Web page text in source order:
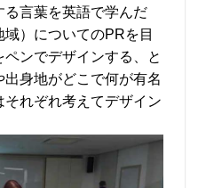
る言葉を英語で学んだ
）についてのPRを目
ンでデザインする、と
身地がどこで何が有名
れぞれ考えてデザイン